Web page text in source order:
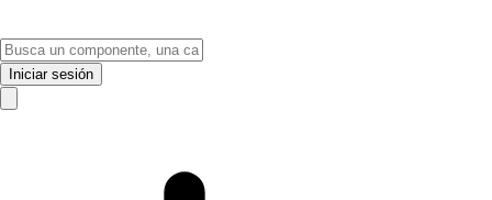
Iniciar sesión